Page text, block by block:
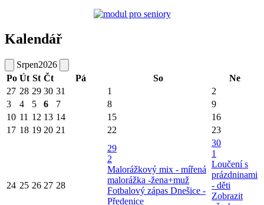
Kalendář
Srpen2026
Po Út St Čt Pá So
Ne
27 28 29 30 31 1
2
3
4 5 6 7 8
9
10 11 12 13 14 15
16
17 18 19 20 21 22 23
24 25 26 27 28
29
2
Malorážkový mix - mířená
malorážka -žena+muž
Fotbalový zápas Dnešice -
Předenice
30
1
Loučení s
prázdninami
- děti
Zobrazit